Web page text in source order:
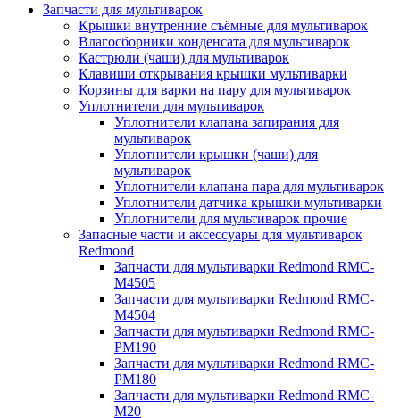
Запчасти для мультиварок
Крышки внутренние съёмные для мультиварок
Влагосборники конденсата для мультиварок
Кастрюли (чаши) для мультиварок
Клавиши открывания крышки мультиварки
Корзины для варки на пару для мультиварок
Уплотнители для мультиварок
Уплотнители клапана запирания для
мультиварок
Уплотнители крышки (чаши) для
мультиварок
Уплотнители клапана пара для мультиварок
Уплотнители датчика крышки мультиварки
Уплотнители для мультиварок прочие
Запасные части и аксессуары для мультиварок
Redmond
Запчасти для мультиварки Redmond RMC-
M4505
Запчасти для мультиварки Redmond RMC-
M4504
Запчасти для мультиварки Redmond RMC-
PM190
Запчасти для мультиварки Redmond RMC-
PM180
Запчасти для мультиварки Redmond RMC-
M20